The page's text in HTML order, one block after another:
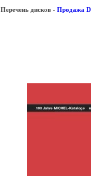
Перечень дисков -Продажа